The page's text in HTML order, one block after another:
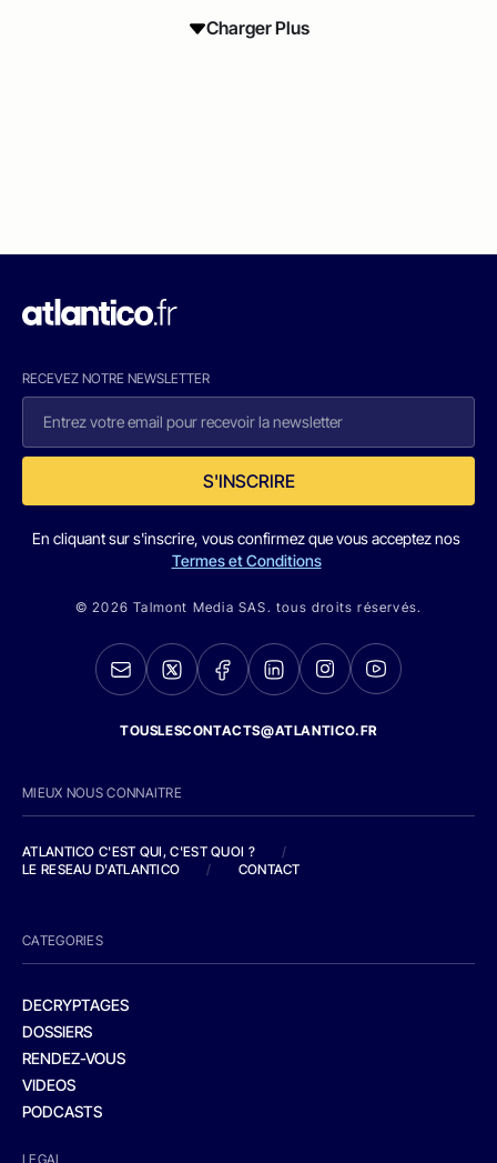
Charger Plus
RECEVEZ NOTRE NEWSLETTER
S'INSCRIRE
En cliquant sur s'inscrire, vous confirmez que vous acceptez nos
Termes et Conditions
© 2026 Talmont Media SAS. tous droits réservés.
TOUSLESCONTACTS@ATLANTICO.FR
MIEUX NOUS CONNAITRE
ATLANTICO C'EST QUI, C'EST QUOI ?
/
LE RESEAU D'ATLANTICO
/ CONTACT
CATEGORIES
DECRYPTAGES
DOSSIERS
RENDEZ-VOUS
VIDEOS
PODCASTS
LEGAL